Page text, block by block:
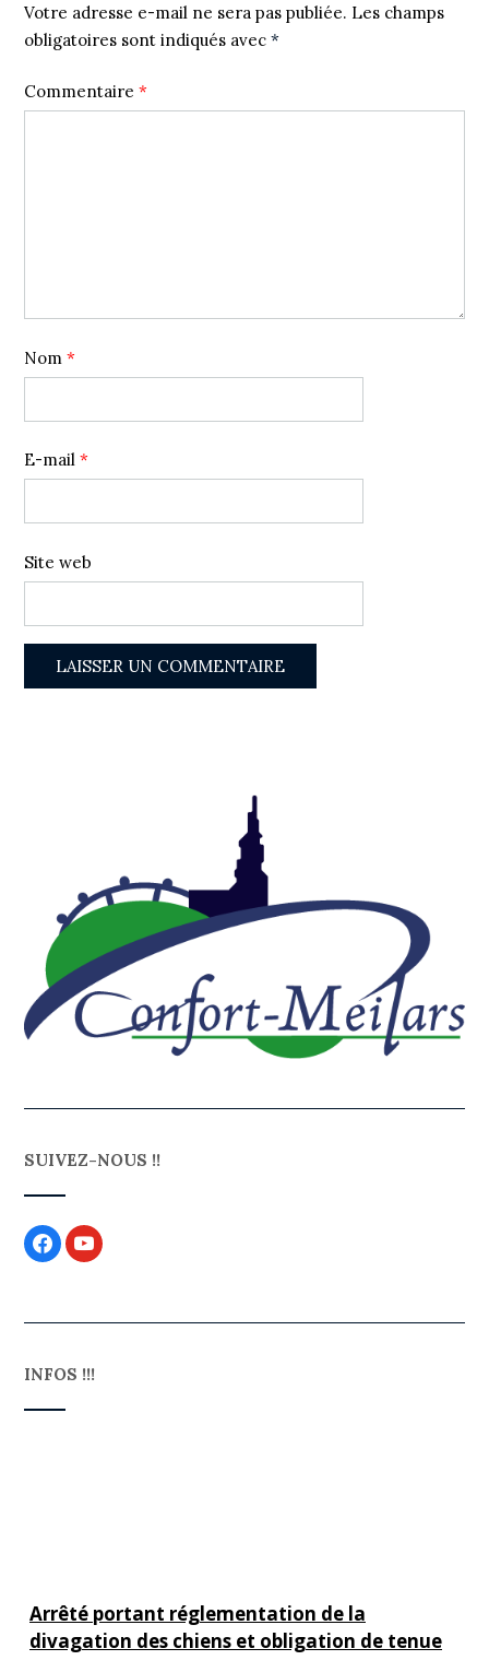
Votre adresse e-mail ne sera pas publiée. Les champs
obligatoires sont indiqués avec *
Commentaire *
Nom *
E-mail *
Site web
SUIVEZ-NOUS !!
INFOS !!!
Arrêté portant réglementation de la
divagation des chiens et obligation de tenue